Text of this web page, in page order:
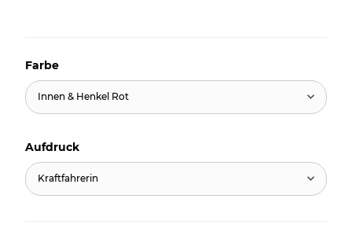
Farbe
Innen & Henkel Rot
Aufdruck
Kraftfahrerin